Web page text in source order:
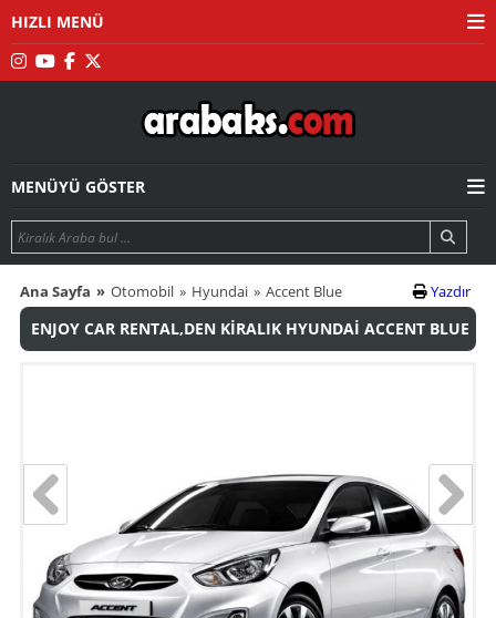
HIZLI MENÜ
MENÜYÜ GÖSTER
Ana Sayfa Otomobil Hyundai Accent Blue Yazdır
ENJOY CAR RENTAL,DEN KİRALIK HYUNDAİ ACCENT BLUE